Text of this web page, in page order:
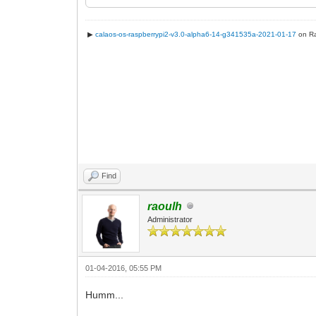
Jan 04 12:14:04 raspberrypi
▶ calaos-os-raspberrypi2-v3.0-alpha6-14-g341535a-2021-01-17 on
Find
raoulh
Administrator
01-04-2016, 05:55 PM
Humm...